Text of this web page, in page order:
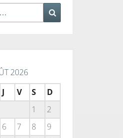
2026
J V S
D
1
2
6 7 8
9